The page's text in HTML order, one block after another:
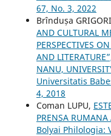
67, No. 3, 2022
Brîndușa
AND CULTURAL
PERSPECTIVES
AND
NANU,
Universitatis
4, 2018
Coman LUPU,
PRENSA RUMANA
Bolyai Philologia: